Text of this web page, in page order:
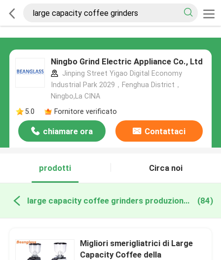
Ningbo Grind Electric Appliance Co., Ltd
Jinping Street Yigao Digital Economy
Industrial Park 2029，Fenghua District，
Ningbo,La CINA
5.0
Fornitore verificato
chiamare ora Contattaci
prodotti Circa noi
large capacity coffee grinders produzione online (84)
Migliori smerigliatrici di Large
Capacity Coffee della